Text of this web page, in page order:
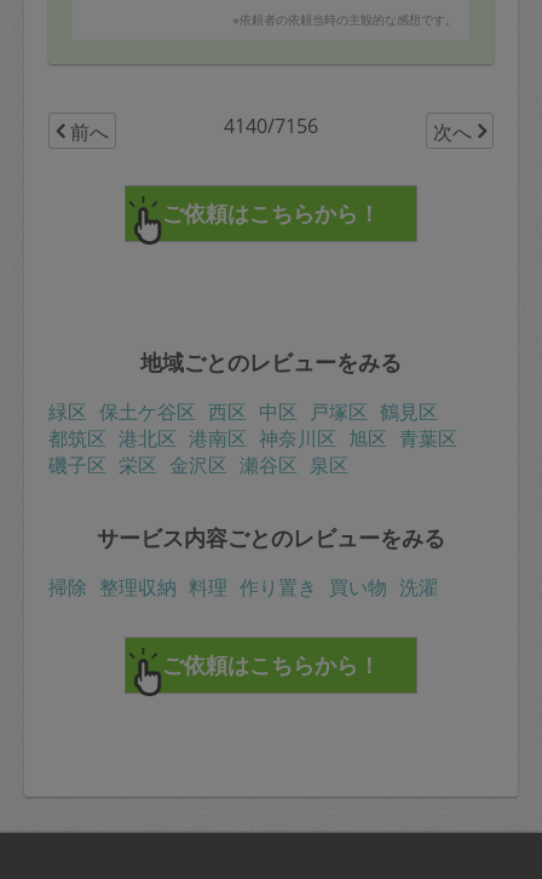
すごい勢いで食べています。※依頼者の依頼当時の主観的な感想です。
前へ 4140/7156 次へ
地域ごとのレビューをみる
緑区 保土ケ谷区 西区 中区 戸塚区 鶴見区
都筑区 港北区 港南区 神奈川区 旭区 青葉区
磯子区 栄区 金沢区 瀬谷区 泉区
サービス内容ごとのレビューをみる
掃除 整理収納 料理 作り置き 買い物 洗濯